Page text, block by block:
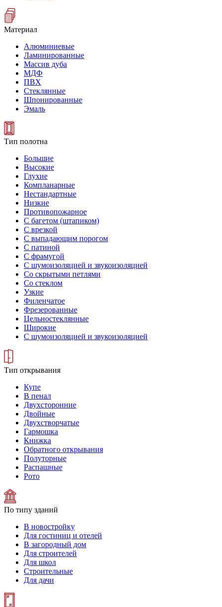
Материал
Алюминиевые
Ламинированные
Массив дуба
МДФ
ПВХ
Стеклянные
Шпонированные
Эмаль
Тип полотна
Большие
Высокие
Глухие
Компланарные
Нестандартные
Низкие
Противопожарное
С багетом (штапиком)
С врезкой
С выпадающим порогом
С патиной
С фрамугой
С шумоизоляцией и звукоизоляцией
Со скрытыми петлями
Со стеклом
Узкие
Филенчатое
Фрезерованные
Цельностеклянные
Широкие
С шумоизоляцией и звукоизоляцией
Тип открывания
Купе
В пенал
Двухсторонние
Двойные
Двухстворчатые
Гармошка
Книжка
Обратного открывания
Полуторные
Распашные
Рото
По типу зданий
В новостройку
Для гостиниц и отелей
В загородный дом
Для строителей
Для школ
Строительные
Для дачи